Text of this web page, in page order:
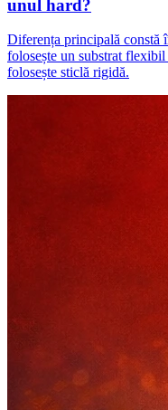
unul hard?
Diferența principală constă
folosește un substrat
folosește sticlă rigidă.